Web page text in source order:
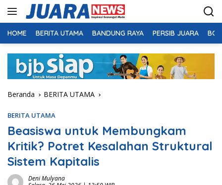
HOME BERITA UTAMA BANDUNG RAYA PERSIB JUARA
Beranda BERITA UTAMA
BERITA UTAMA
Beasiswa untuk Membungkam
Kritik? Potret Kesalahan Struktural
Sistem Kapitalis
Deni Mulyana